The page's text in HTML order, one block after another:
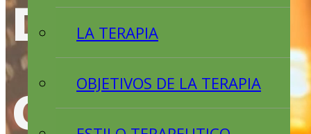
LA TERAPIA
OBJETIVOS DE LA TERAPIA
DE
CONTACTO